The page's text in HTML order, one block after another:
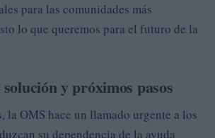
para las comunidades más
lo que queremos para el futuro de la
y próximos pasos
la OMS hace un llamado urgente a los
su dependencia de la ayuda